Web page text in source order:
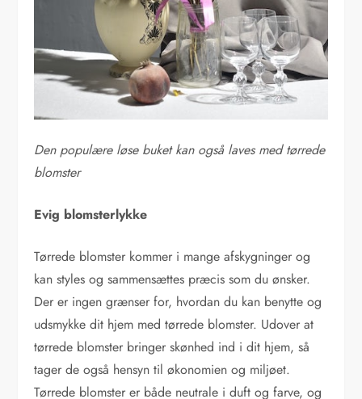
Den populære løse buket kan også laves med tørrede
blomster
Evig blomsterlykke
Tørrede blomster kommer i mange afskygninger og
kan styles og sammensættes præcis som du ønsker.
Der er ingen grænser for, hvordan du kan benytte og
udsmykke dit hjem med tørrede blomster. Udover at
tørrede blomster bringer skønhed ind i dit hjem, så
tager de også hensyn til økonomien og miljøet.
Tørrede blomster er både neutrale i duft og farve, og